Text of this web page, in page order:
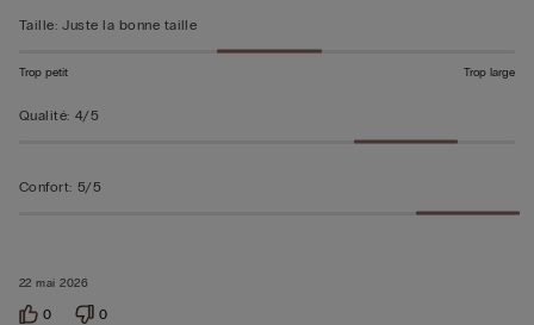
22 mai 2026
Taille: Juste la bonne taille
Trop petit Trop large
Qualité: 4/5
Confort: 5/5
0 0